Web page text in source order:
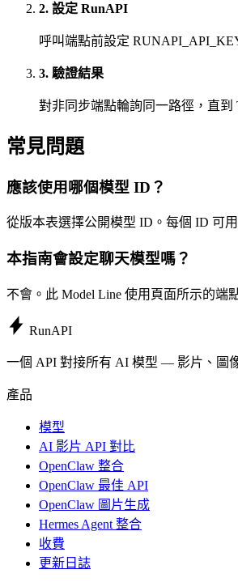
2. 設定 RunAPI
呼叫端點前設定
3. 驗證結果
對非同步端點輪詢同一路徑，直到
常見問題
應該使用哪個模型 ID？
從版本表選擇公開模型 ID。每個 ID 可
本指南會設定聊天模型嗎？
不會。此 Model Line 使用頁面所示的端
RunAPI
一個 API 對接所有 AI 模型 — 影片、圖
產品
模型
AI 影片 API 對比
OpenClaw 整合
OpenClaw 最佳 API
OpenClaw 圖片生成
Hermes Agent 整合
收費
更新日誌